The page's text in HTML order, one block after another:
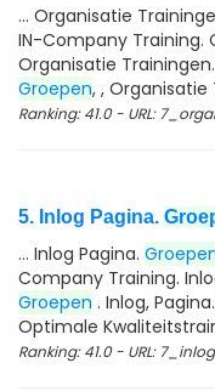
... Organisatie
IN-Company Training.
Organisatie Trainingen.
Groepen, , Organisatie
Ranking: 41.0 - URL:
5. Inlog Pagina.
... Inlog Pagina.
Company Training.
Groepen . Inlog,
Optimale
Ranking: 41.0 - URL: